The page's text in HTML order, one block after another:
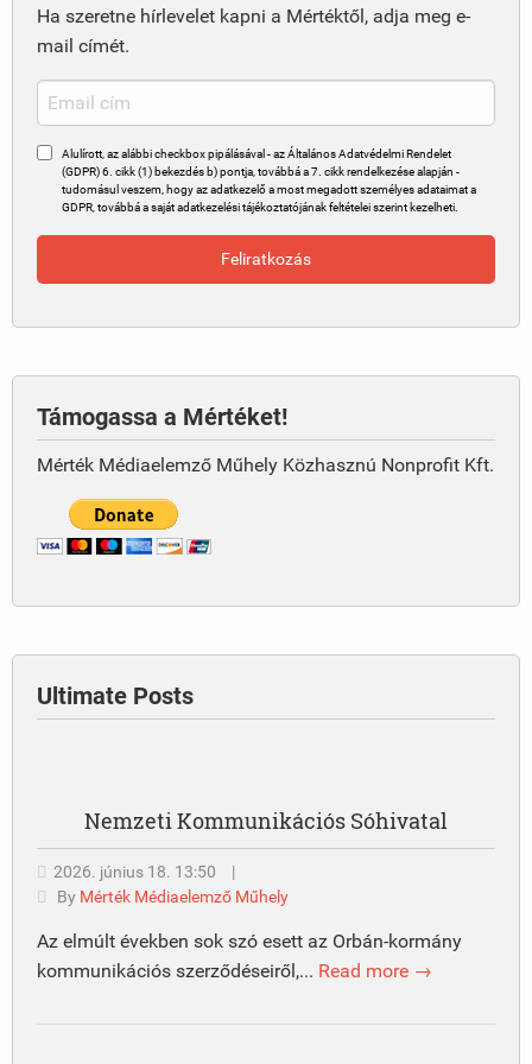
Ha szeretne hírlevelet kapni a Mértéktől, adja meg e-
mail címét.
Alulírott, az alábbi checkbox pipálásával - az Általános Adatvédelmi Rendelet
(GDPR) 6. cikk (1) bekezdés b) pontja, továbbá a 7. cikk rendelkezése alapján -
tudomásul veszem, hogy az adatkezelő a most megadott személyes adataimat a
GDPR, továbbá a saját adatkezelési tájékoztatójának feltételei szerint kezelheti.
Támogassa a Mértéket!
Mérték Médiaelemző Műhely Közhasznú Nonprofit Kft.
Ultimate Posts
Nemzeti Kommunikációs Sóhivatal
2026. június 18. 13:50
|
By Mérték Médiaelemző Műhely
Az elmúlt években sok szó esett az Orbán-kormány
kommunikációs szerződéseiről,... Read more →